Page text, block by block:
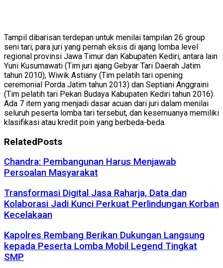
Tampil dibarisan terdepan untuk menilai tampilan 26 group
seni tari, para juri yang pernah eksis di ajang lomba level
regional provinsi Jawa Timur dan Kabupaten Kediri, antara lain
Yuni Kusumawati (Tim juri ajang Gebyar Tari Daerah Jatim
tahun 2010), Wiwik Astiany (Tim pelatih tari opening
ceremonial Porda Jatim tahun 2013) dan Septiani Anggraini
(Tim pelatih tari Pekan Budaya Kabupaten Kediri tahun 2016).
Ada 7 item yang menjadi dasar acuan dari juri dalam menilai
seluruh peserta lomba tari tersebut, dan kesemuanya memiliki
klasifikasi atau kredit poin yang berbeda-beda.
RelatedPosts
Chandra: Pembangunan Harus Menjawab
Persoalan Masyarakat
Transformasi Digital Jasa Raharja, Data dan
Kolaborasi Jadi Kunci Perkuat Perlindungan Korban
Kecelakaan
Kapolres Rembang Berikan Dukungan Langsung
kepada Peserta Lomba Mobil Legend Tingkat
SMP